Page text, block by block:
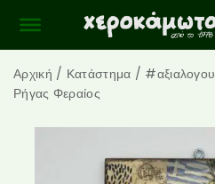
Αρχική / Κατάστημα / #αξιαλογου
Ρήγας Φεραίος